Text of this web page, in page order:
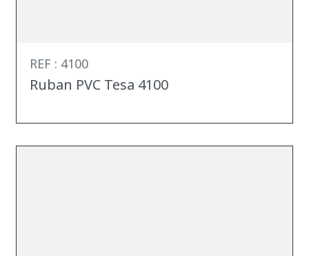
REF : 4100
Ruban PVC Tesa 4100